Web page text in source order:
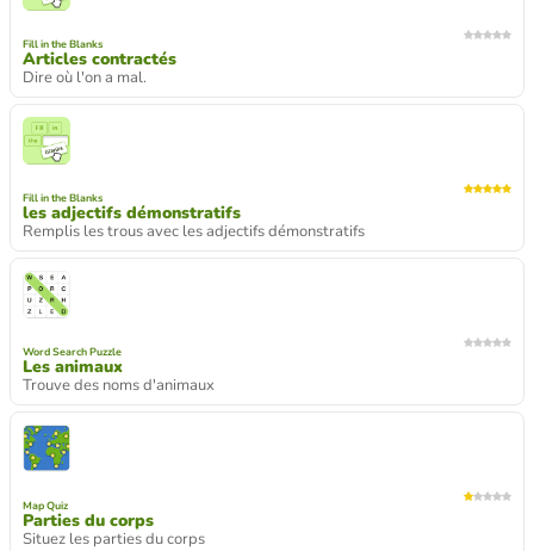
Fill in the Blanks
Articles contractés
Dire où l'on a mal.
Fill in the Blanks
les adjectifs démonstratifs
Remplis les trous avec les adjectifs démonstratifs
Word Search Puzzle
Les animaux
Trouve des noms d'animaux
Map Quiz
Parties du corps
Situez les parties du corps